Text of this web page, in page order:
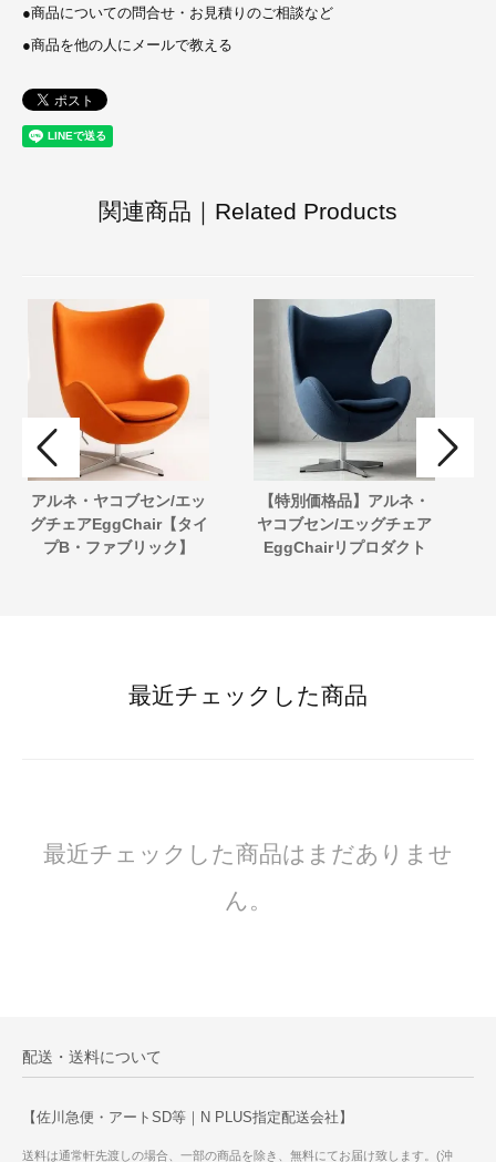
●商品についての問合せ・お見積りのご相談など
●商品を他の人にメールで教える
関連商品｜Related Products
アルネ・ヤコブセン/エッ
グチェアEggChair【タイ
プB・ファブリック】
【特別価格品】アルネ・
ヤコブセン/エッグチェア
EggChairリプロダクト
最近チェックした商品
最近チェックした商品はまだありませ
ん。
配送・送料について
【佐川急便・アートSD等｜N PLUS指定配送会社】
送料は通常軒先渡しの場合、一部の商品を除き、無料にてお届け致します。(沖